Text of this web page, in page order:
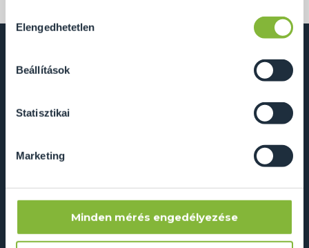
Ennek a biztosításához
arra kérünk, hogy engedd meg
Természetesen
soha semmilyen formában nem fogunk visszaélni ezzel
és később bármikor megváltoztathatod a döntésed ezzel
kiválasztása
Elengedhetetlen
Beállítások
Statisztikai
Marketing
Minden mérés engedélyezése
Dual Glass Kft.
info@dualglass.hu
Adatkezelés és süti szabályzat